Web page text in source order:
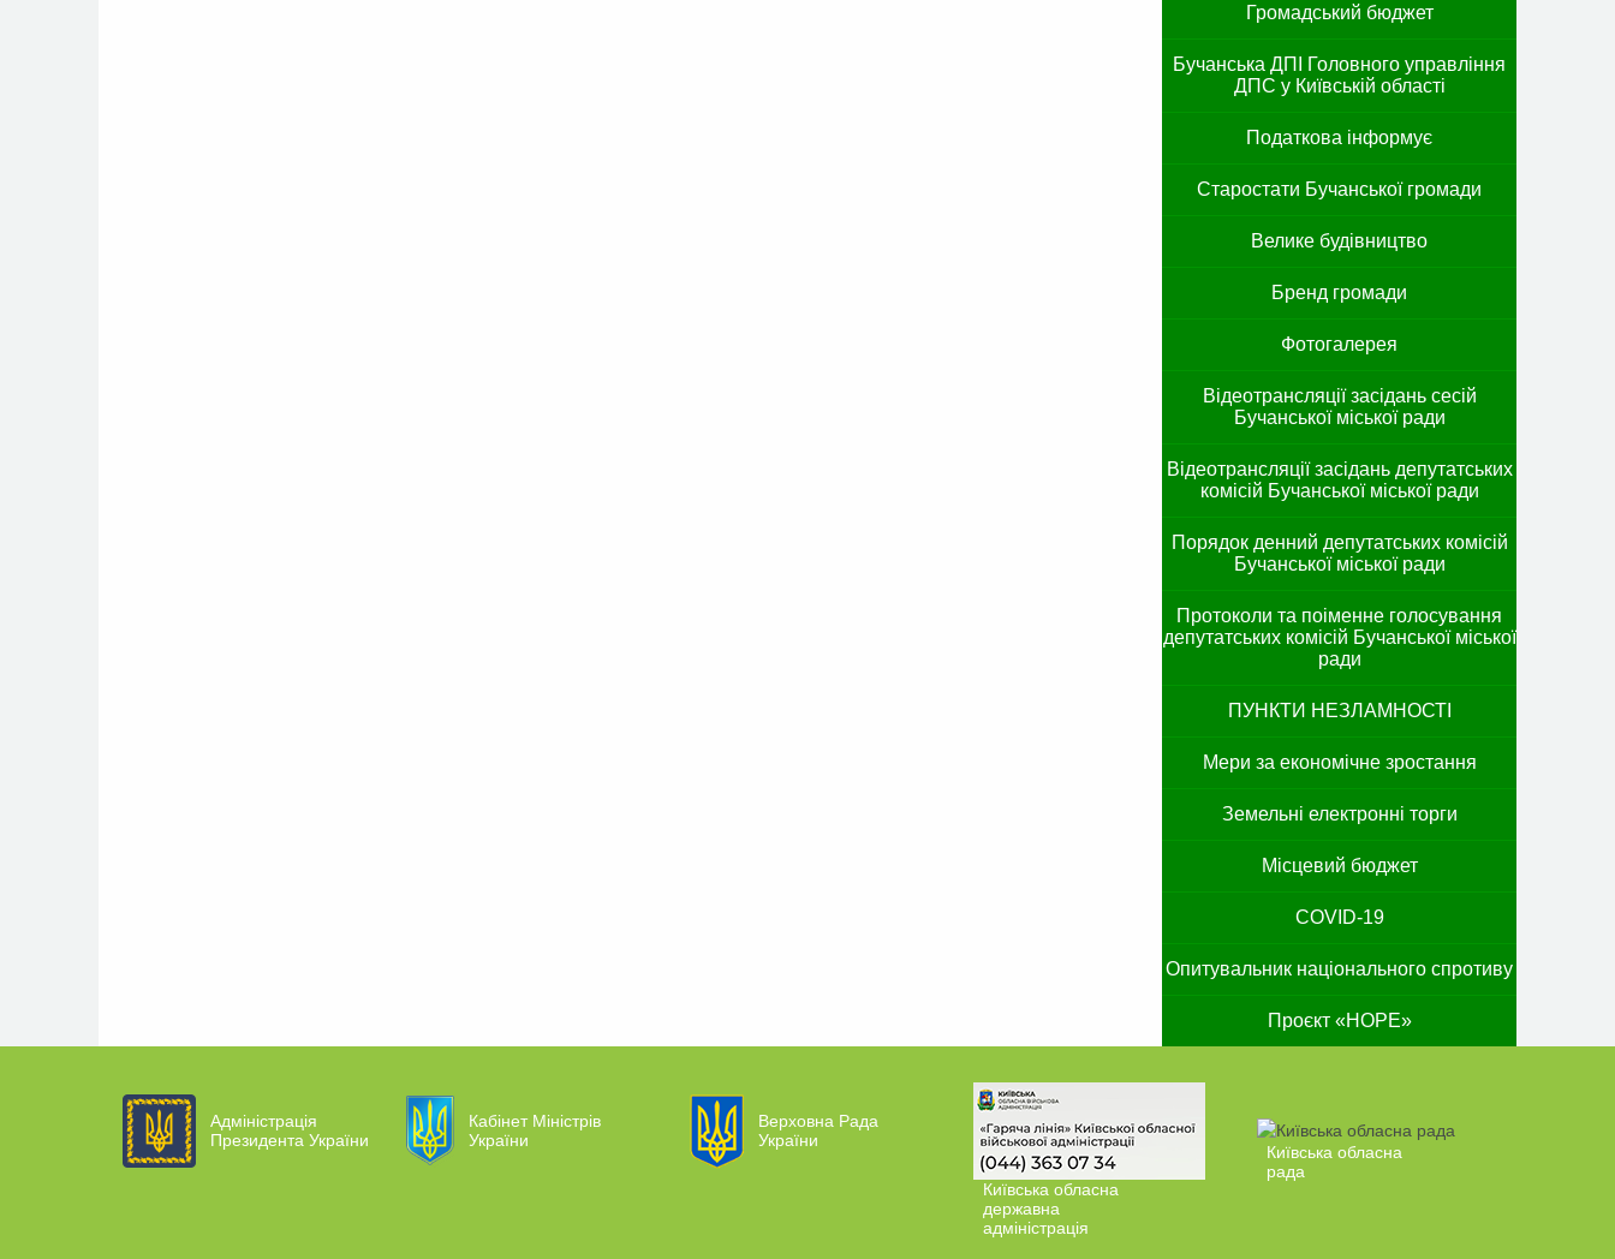
Громадський бюджет
Бучанська ДПІ Головного управління
ДПС у Київській області
Податкова інформує
Старостати Бучанської громади
Велике будівництво
Бренд громади
Фотогалерея
Відеотрансляції засідань сесій
Бучанської міської ради
Відеотрансляції засідань депутатських
комісій Бучанської міської ради
Порядок денний депутатських комісій
Бучанської міської ради
Протоколи та поіменне голосування
депутатських комісій Бучанської міської
ради
ПУНКТИ НЕЗЛАМНОСТІ
Мери за економічне зростання
Земельні електронні торги
Місцевий бюджет
COVID-19
Опитувальник національного спротиву
Проєкт «HOPE»
Адміністрація
Президента України
Кабінет Міністрів
України
Верховна Рада
України
Київська обласна
державна
адміністрація
Київська обласна
рада